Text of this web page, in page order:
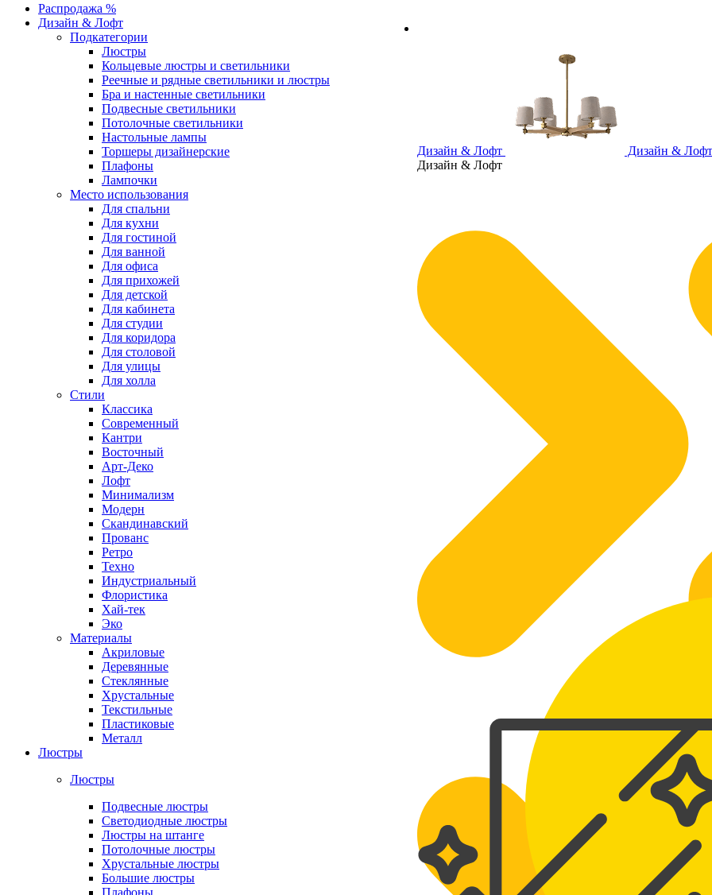
Дизайн & Лофт
Дизайн & Лофт
Дизайн & Лофт
Распродажа %
Дизайн & Лофт
Подкатегории
Люстры
Кольцевые люстры и светильники
Реечные и рядные светильники и люстры
Бра и настенные светильники
Подвесные светильники
Потолочные светильники
Настольные лампы
Торшеры дизайнерские
Плафоны
Лампочки
Место использования
Для спальни
Для кухни
Для гостиной
Для ванной
Для офиса
Для прихожей
Для детской
Для кабинета
Для студии
Для коридора
Для столовой
Для улицы
Для холла
Стили
Классика
Современный
Кантри
Восточный
Арт-Деко
Лофт
Минимализм
Модерн
Скандинавский
Прованс
Ретро
Техно
Индустриальный
Флористика
Хай-тек
Эко
Материалы
Акриловые
Деревянные
Стеклянные
Хрустальные
Текстильные
Пластиковые
Металл
Люстры
Люстры
Подвесные люстры
Светодиодные люстры
Люстры на штанге
Потолочные люстры
Хрустальные люстры
Большие люстры
Плафоны